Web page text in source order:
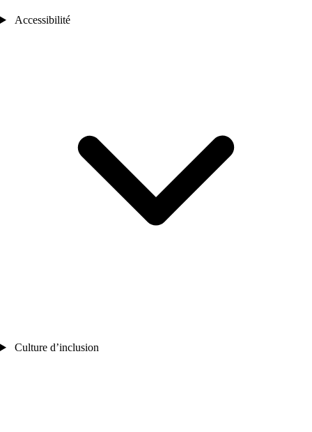
Accessibilité
Culture d’inclusion